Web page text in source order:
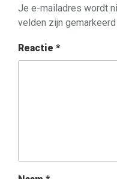
Je e-mailadres wordt
velden zijn
Reactie *